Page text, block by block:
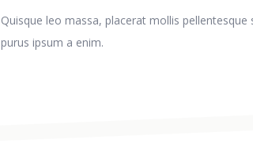
Quisque leo massa, placerat mollis
purus ipsum a enim.